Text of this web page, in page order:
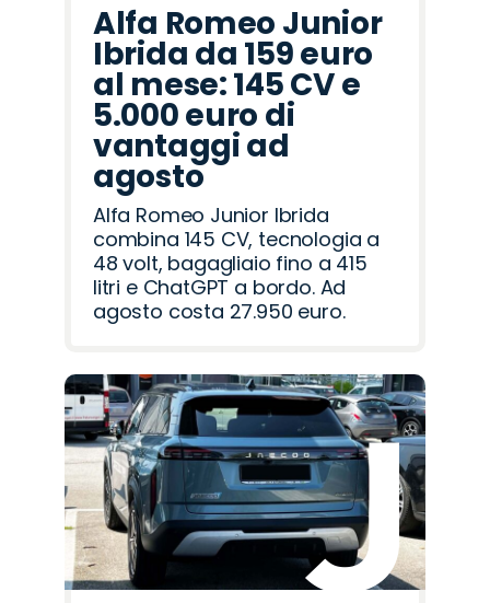
Alfa Romeo Junior
Ibrida da 159 euro
al mese: 145 CV e
5.000 euro di
vantaggi ad
agosto
Alfa Romeo Junior Ibrida
combina 145 CV, tecnologia a
48 volt, bagagliaio fino a 415
litri e ChatGPT a bordo. Ad
agosto costa 27.950 euro.